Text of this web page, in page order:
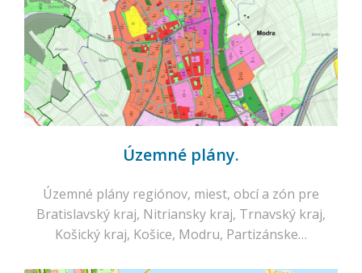
Územné plány.
Územné plány regiónov, miest, obcí a zón pre
Bratislavský kraj, Nitriansky kraj, Trnavský kraj,
Košický kraj, Košice, Modru, Partizánske…